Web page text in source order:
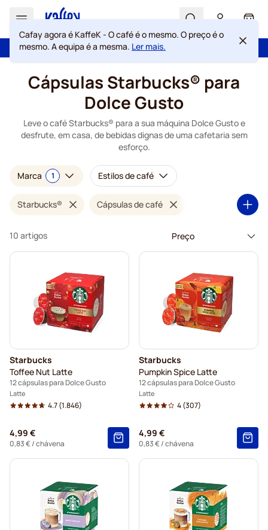
Ir para o Conteúdo
Search Cart
Portes grátis acima de 49 €
100 dias de direito de rescisão
Cafay agora é KaffeK - O café é o mesmo. O preço é o
mesmo. A equipa é a mesma. Ler mais.
Cápsulas Starbucks® para
Dolce Gusto
Leve o café Starbucks® para a sua máquina Dolce Gusto e
desfrute, em casa, de bebidas dignas de uma cafetaria sem
esforço.
Marca 1 Estilos de café
Starbucks® Cápsulas de café
10 artigos
Starbucks
Toffee Nut Latte
12 cápsulas para Dolce Gusto
Latte
4.7(1.846)
4,99 €
0,83 €/ chávena
Starbucks
Pumpkin Spice Latte
12 cápsulas para Dolce Gusto
Latte
4(307)
4,99 €
0,83 €/ chávena